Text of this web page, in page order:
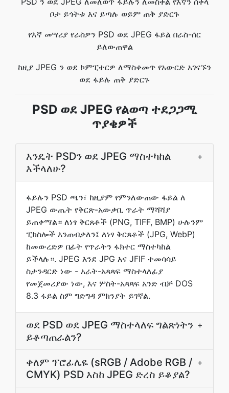
ቦታ ይጎትቱ እና ይጣሉ ወይም ጠቅ ያድርጉ
የእኛ መሣሪያ የራስዎን PSD ወደ JPEG ፋይል በራስ-ሰር
ይለውጠዋል
ከዚያ JPEG ን ወደ ኮምፒተርዎ ለማስቀመጥ የአውርድ አገናኙን
ወደ ፋይሉ ጠቅ ያድርጉ
PSD ወደ JPEG የልወጣ ተደጋጋሚ
ጥያቄዎች
እንዴት PSDን ወደ JPEG ማስተካከል
እችላለሁ?
+
ፋይሉን PSD ጫን፣ ከዚያም የምንለውጠው ፋይል ለ
JPEG ውጤት የቅርጽ-አውቃቢ ጥራት ማሻሻያ
ይጠቀማል። ለነፃ ቅርጸቶች (PNG, TIFF, BMP) ሁሉንም
ፒክስሎች እንጠብቃለን፤ ለነፃ ቅርጸቶች (JPG, WebP)
ከመውረድዎ በፊት የጥራትን ፋክተር ማስተካከል
ይችላሉ።. JPEG እንደ JPG እና JFIF ተመሳሳይ
ስታንዳርድ ነው - አራት-አጻጻፍ ማስተላለፊያ
የመጀመሪያው ነው, እና ሦስት-አጻጻፍ አንድ ብቻ DOS
8.3 ፋይል ስም ግድግዳ ምክንያት ይገኛል.
ወደ PSD ወደ JPEG ማስተላለፍ ግልጽነትን
ይቆጣጠራልን?
+
ቀለም ፕሮፊሌዬ (sRGB / Adobe RGB /
CMYK) PSD እስከ JPEG ድረስ ይቆያል?
+